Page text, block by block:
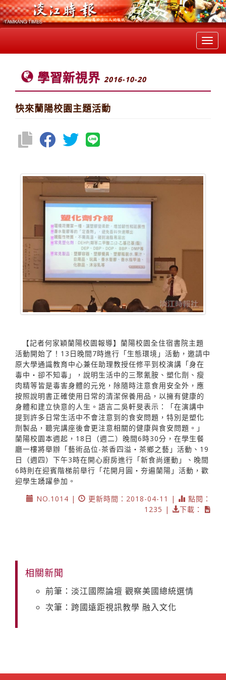
學習新視界 2016-10-20
快來蘭陽校園主題活動
【記者何家穎蘭陽校園報導】蘭陽校園全住宿書院主題
活動開始了！13日晚間7時進行「生態環境」活動，邀請中
原大學通識教育中心兼任助理教授任修平到校演講「身在
毒中‧卻不知毒」，說明生活中的三聚氰胺、塑化劑、瘦
肉精等皆是毒害身體的元兇，除隨時注意食用安全外，應
按照說明書正確使用日常的清潔保養用品，以擁有健康的
身體和建立快意的人生。語言二吳軒旻表示：「在演講中
提到許多日常生活中不會注意到的食安問題，特別是塑化
劑製品，聽完講座後會更注意相關的健康與食安問題。」
蘭陽校園本週起，18日（週二）晚間6時30分，在學生餐
廳一樓將舉辦「藝術品位-茶香四溢‧茶鄉之藝」活動、19
日（週四）下午3時在開心廚房進行「新食尚運動」、晚間
6時則在迎賓階梯前舉行「花開月圓‧夯遍蘭陽」活動，歡
迎學生踴躍參加。
NO.1014 |
更新時間：2018-04-11 |
點閱：
1235 |
下載：
相關新聞
前筆：淡江國際論壇 觀察美國總統選情
次筆：跨國遠距視訊教學 融入文化